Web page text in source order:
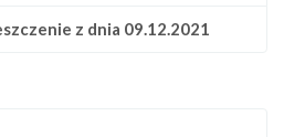
z dnia 09.12.2021